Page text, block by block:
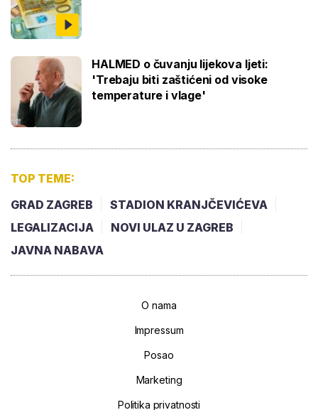
HALMED o čuvanju lijekova ljeti:
'Trebaju biti zaštićeni od visoke
temperature i vlage'
TOP TEME:
GRAD ZAGREB
STADION KRANJČEVIĆEVA
LEGALIZACIJA
NOVI ULAZ U ZAGREB
JAVNA NABAVA
O nama
Impressum
Posao
Marketing
Politika privatnosti